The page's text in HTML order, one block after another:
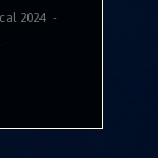
2024